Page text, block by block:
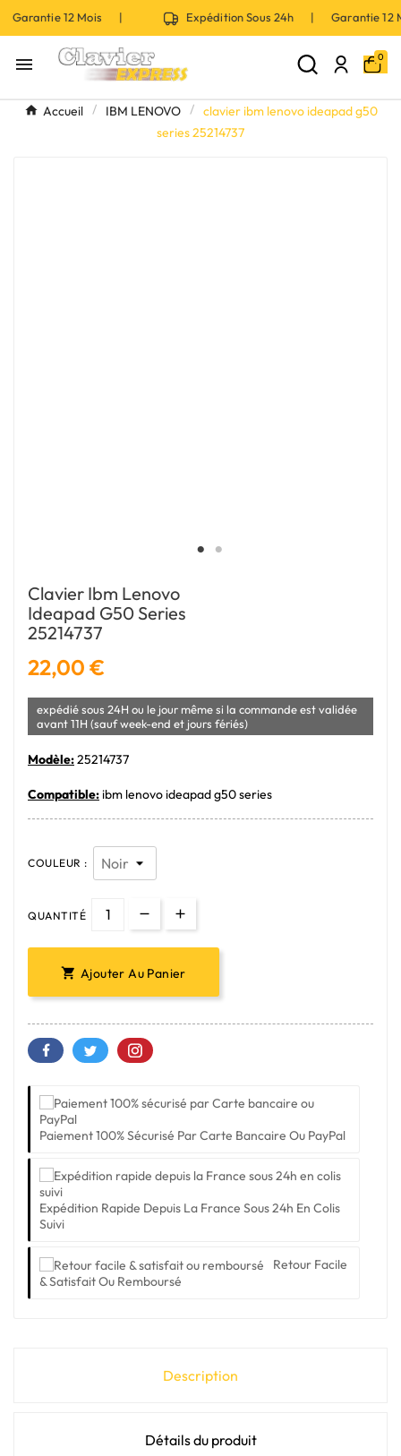
12 Mois | Expédition Sous 24h | Garantie
 0
Accueil IBM LENOVO
clavier ibm lenovo ideapad g50
series 25214737
Clavier Ibm Lenovo
Ideapad G50 Series
25214737
22,00 €
expédié sous 24H ou le jour même si la commande est validée
avant 11H (sauf week-end et jours fériés)
Modèle:25214737
Compatible:ibm lenovo ideapad g50 series
COULEUR :
QUANTITÉ
 Ajouter Au Panier
Paiement 100% Sécurisé Par Carte Bancaire Ou PayPal
Expédition Rapide Depuis La France Sous 24h En Colis
Suivi
Retour Facile
& Satisfait Ou Remboursé
Description
Détails du produit